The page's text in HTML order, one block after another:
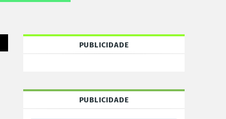
PUBLICIDADE
PUBLICIDADE